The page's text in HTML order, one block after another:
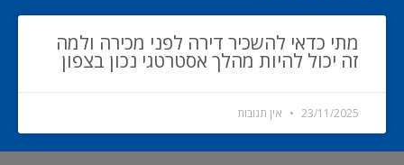
מתי כדאי להשכיר דירה לפני מכירה ולמה
זה יכול להיות מהלך אסטרטגי נכון בצפון
23/11/2025 אין תגובות